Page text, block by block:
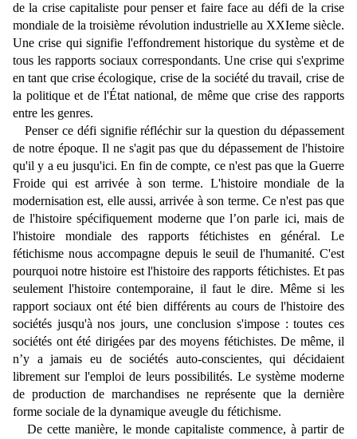
de la crise capitaliste pour penser et faire face au défi de la crise
mondiale de la troisième révolution industrielle au XXIeme siècle.
Une crise qui signifie l'effondrement historique du système et de
tous les rapports sociaux correspondants. Une crise qui s'exprime
en tant que crise écologique, crise de la société du travail, crise de
la politique et de l'État national, de même que crise des rapports
entre les genres.
Penser ce défi signifie réfléchir sur la question du dépassement
de notre époque. Il ne s'agit pas que du dépassement de l'histoire
qu'il y a eu jusqu'ici. En fin de compte, ce n'est pas que la Guerre
Froide qui est arrivée à son terme. L'histoire mondiale de la
modernisation est, elle aussi, arrivée à son terme. Ce n'est pas que
de l'histoire spécifiquement moderne que l’on parle ici, mais de
l'histoire mondiale des rapports fétichistes en général. Le
fétichisme nous accompagne depuis le seuil de l'humanité. C'est
pourquoi notre histoire est l'histoire des rapports fétichistes. Et pas
seulement l'histoire contemporaine, il faut le dire. Même si les
rapport sociaux ont été bien différents au cours de l'histoire des
sociétés jusqu'à nos jours, une conclusion s'impose : toutes ces
sociétés ont été dirigées par des moyens fétichistes. De même, il
n’y a jamais eu de sociétés auto-conscientes, qui décidaient
librement sur l'emploi de leurs possibilités. Le système moderne
de production de marchandises ne représente que la dernière
forme sociale de la dynamique aveugle du fétichisme.
De cette manière, le monde capitaliste commence, à partir de